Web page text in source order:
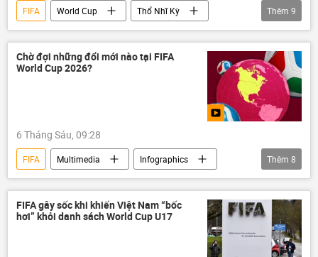
FIFA World Cup
Thổ Nhĩ Kỳ
bóng đá
Argentina
usd
Thế giới
Hoa Kỳ
Canada
Mexico
Qatar
Thêm 9
Chờ đợi những đổi mới nào tại FIFA
World Cup 2026?
6 Tháng Sáu, 09:28
FIFA Multimedia
Infographics
Hoa Kỳ
Canada
Mexico
World Cup
bóng đá
Thế giới
Video
Thể thao
Thêm 8
FIFA gây sốc khi khiến Việt Nam “bốc
hơi” khỏi danh sách World Cup U17